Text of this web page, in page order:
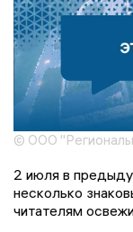
© ООО
2 июля в
несколько
читателям